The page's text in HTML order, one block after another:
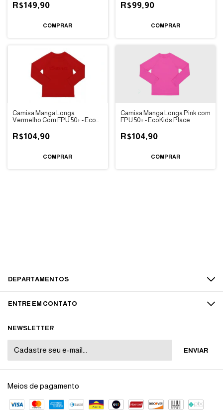
R$149,90
COMPRAR
R$99,90
COMPRAR
Camisa Manga Longa
Vermelho Com FPU 50+ - Eco
R$104,90
COMPRAR
Camisa Manga Longa Pink com
FPU 50+ - EcoKids Place
R$104,90
COMPRAR
DEPARTAMENTOS
ENTRE EM CONTATO
NEWSLETTER
Meios de pagamento